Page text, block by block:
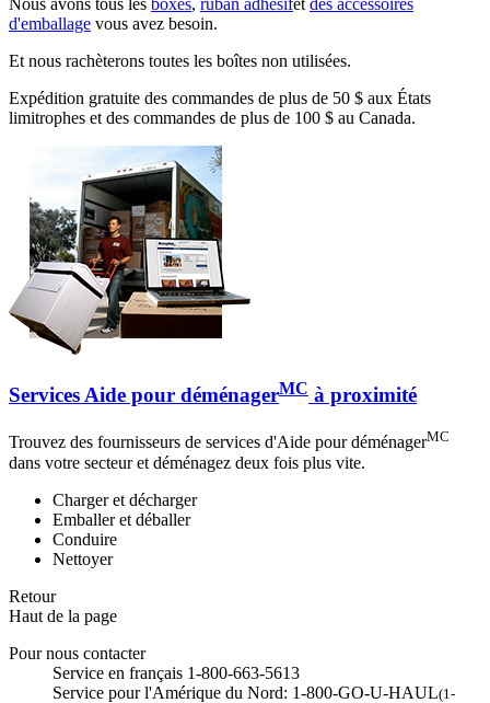
d'emballage vous avez besoin.
Et nous rachèterons toutes les boîtes non utilisées.
Expédition gratuite des commandes de plus de 50 $ aux États
limitrophes et des commandes de plus de 100 $ au Canada.
Services Aide pour déménagerMC à proximité
Trouvez des fournisseurs de services d'Aide pour déménagerMC
dans votre secteur et déménagez deux fois plus vite.
Charger et décharger
Emballer et déballer
Conduire
Nettoyer
Retour
Haut de la page
Pour nous contacter
Service en français 1-800-663-5613
Service pour l'Amérique du Nord: 1-800-GO-U-HAUL(1-